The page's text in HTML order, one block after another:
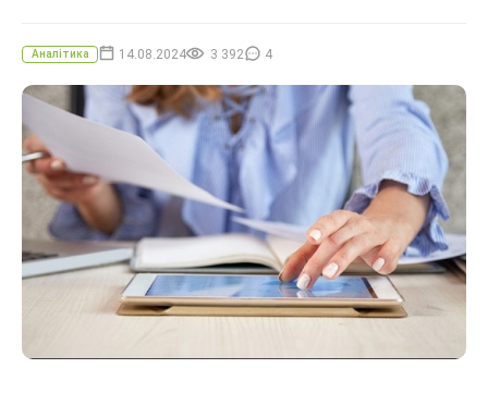
Аналітика 14.08.2024 3 392 4